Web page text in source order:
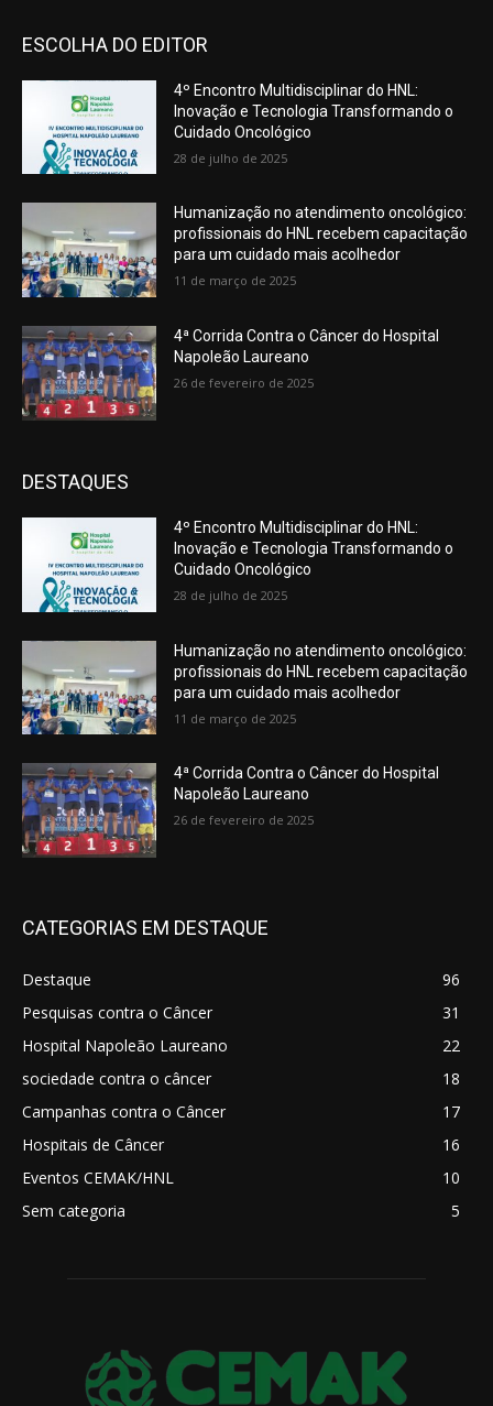
ESCOLHA DO EDITOR
4º Encontro Multidisciplinar do HNL:
Inovação e Tecnologia Transformando o
Cuidado Oncológico
28 de julho de 2025
Humanização no atendimento oncológico:
profissionais do HNL recebem capacitação
para um cuidado mais acolhedor
11 de março de 2025
4ª Corrida Contra o Câncer do Hospital
Napoleão Laureano
26 de fevereiro de 2025
DESTAQUES
4º Encontro Multidisciplinar do HNL:
Inovação e Tecnologia Transformando o
Cuidado Oncológico
28 de julho de 2025
Humanização no atendimento oncológico:
profissionais do HNL recebem capacitação
para um cuidado mais acolhedor
11 de março de 2025
4ª Corrida Contra o Câncer do Hospital
Napoleão Laureano
26 de fevereiro de 2025
CATEGORIAS EM DESTAQUE
Destaque
96
Pesquisas contra o Câncer
31
Hospital Napoleão Laureano
22
sociedade contra o câncer
18
Campanhas contra o Câncer
17
Hospitais de Câncer
16
Eventos CEMAK/HNL
10
Sem categoria
5